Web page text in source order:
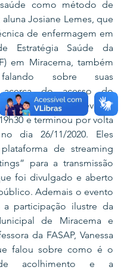
como método de
Josiane Lemes, que
de enfermagem em
Estratégia Saúde da
em Miracema, também
sobre suas
acerca do acesso do
básica. O evento
e terminou por volta
dia 26/11/2020. Eles
de streaming
para a transmissão
foi divulgado e aberto
Ademais o evento
participação ilustre da
de Miracema e
da FASAP, Vanessa
falou sobre como é o
acolhimento e a